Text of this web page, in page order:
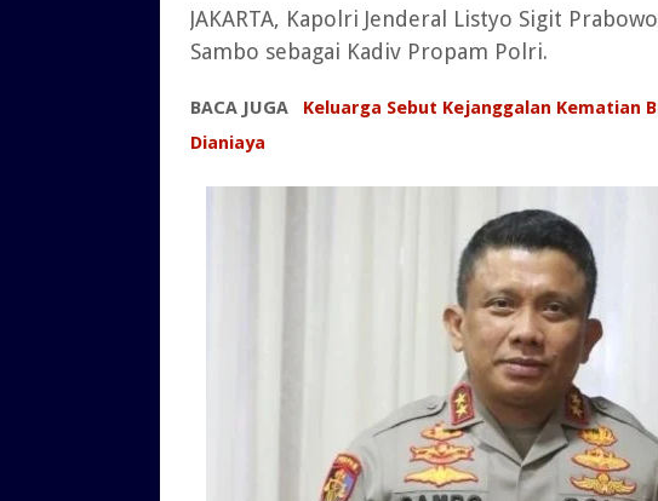
JAKARTA, Kapolri Jenderal Listyo Sigit
Sambo sebagai Kadiv Propam Polri.
BACA JUGA Keluarga Sebut Kejanggalan Kematian
Dianiaya